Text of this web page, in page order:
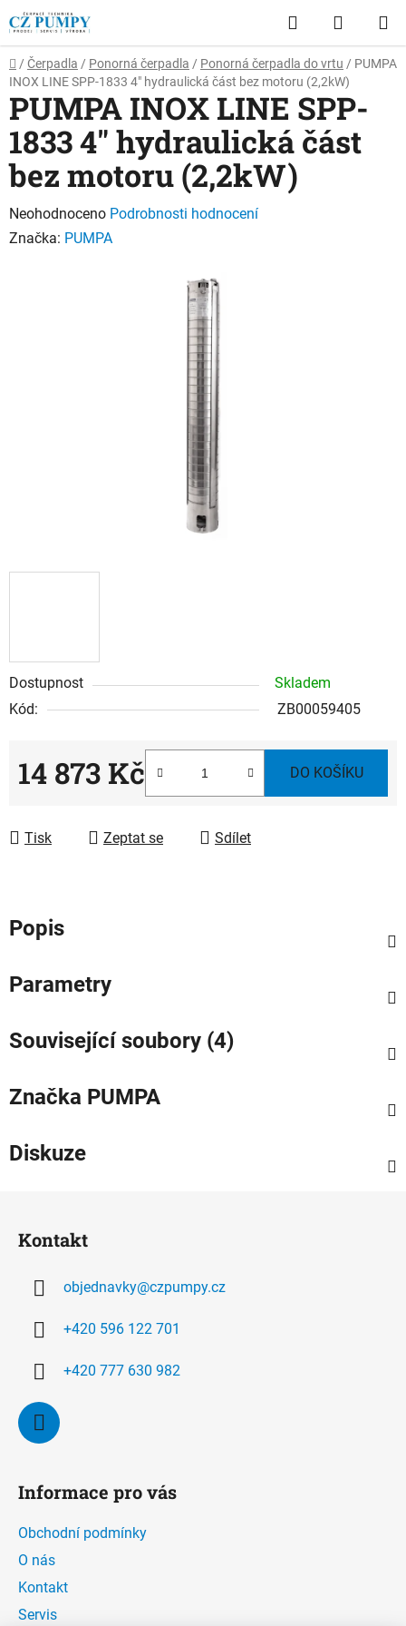
Přejít
na
obsah
Hledat
KOŠÍK
Domů
/ Čerpadla / Ponorná čerpadla / Ponorná čerpadla do vrtu / PUMPA
INOX LINE SPP-1833 4" hydraulická část bez motoru (2,2kW)
Dostupnost
Skladem
Kód:
ZB00059405
14 873 Kč DO KOŠÍKU
Tisk Zeptat se Sdílet
PUMPA INOX LINE SPP-
1833 4" hydraulická část
bez motoru (2,2kW)
Průměrné
hodnocení
Neohodnoceno Podrobnosti hodnocení
Značka: PUMPA
Popis
Parametry
Související soubory (4)
Značka PUMPA
Diskuze
Kontakt
objednavky@czpumpy.cz
+420 596 122 701
+420 777 630 982
Informace pro vás
Obchodní podmínky
O nás
Kontakt
Servis